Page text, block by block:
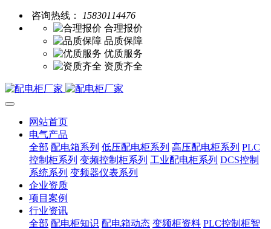
咨询热线：
15830114476
合理报价
品质保障
优质服务
资质齐全
网站首页
电气产品
全部 配电箱系列 低压配电柜系列 高压配电柜系列 PLC
控制柜系列 变频控制柜系列 工业配电柜系列 DCS控制
系统系列 变频器仪表系列
企业资质
项目案例
行业资讯
全部 配电柜知识 配电箱动态 变频柜资料 PLC控制柜智